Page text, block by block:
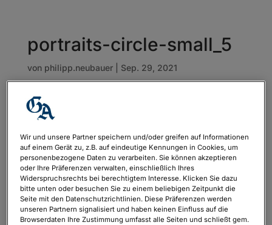
portraits-circle-small_5
von philipp.neubauer| Sep. 29, 2021
Wir und unsere Partner speichern und/oder greifen auf Informationen
auf einem Gerät zu, z.B. auf eindeutige Kennungen in Cookies, um
personenbezogene Daten zu verarbeiten. Sie können akzeptieren
oder Ihre Präferenzen verwalten, einschließlich Ihres
Widerspruchsrechts bei berechtigtem Interesse. Klicken Sie dazu
bitte unten oder besuchen Sie zu einem beliebigen Zeitpunkt die
Seite mit den Datenschutzrichtlinien. Diese Präferenzen werden
unseren Partnern signalisiert und haben keinen Einfluss auf die
Browserdaten Ihre Zustimmung umfasst alle Seiten und schließt gem.